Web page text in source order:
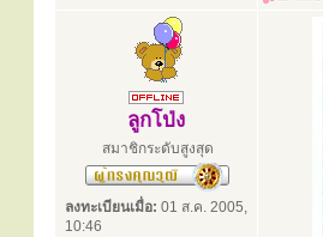
ลูกโป่ง
สมาชิกระดับสูงสุด
ลงทะเบียนเมื่อ: 01 ส.ค. 2005,
10:46